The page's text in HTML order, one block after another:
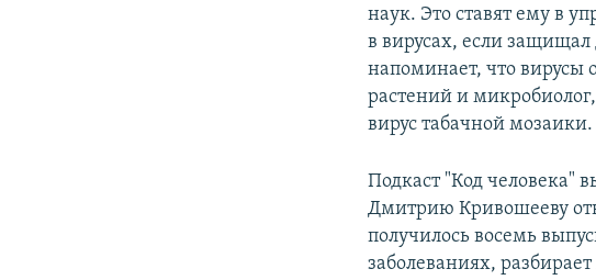
наук. Это ставят ему в
в вирусах, если
напоминает, что
растений и
вирус табачной мозаики.
Подкаст "Код человека"
Дмитрию Кривошееву
получилось восемь
заболеваниях,